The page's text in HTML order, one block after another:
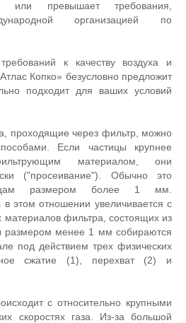
или превышает требования,
организацией по
к качеству воздуха и
Копко» безусловно предложит
подходит для ваших условий
проходящие через фильтр, можно
Если частицы крупнее
материалом, они
("просеивание"). Обычно это
размером более 1 мм.
этом отношении увеличивается с
фильтра, состоящих из
размером менее 1 мм собираются
под действием трех физических
сжатие (1), перехват (2) и
с относительно крупными
скоростях газа. Из-за большой